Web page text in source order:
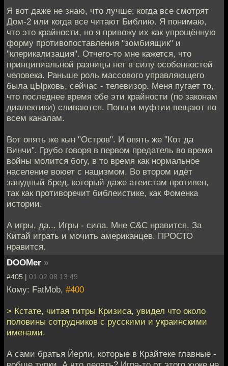
Я вот даже не знаю, что лучше: когда все смотрят
Дом-2 или когда все читают Библию. Я понимаю,
что это крайности, но я привожу их как упрощённую
форму противопоставления "зомбиящик" и
"клерикализация". Отчего-то мне кажется, что
принципиальной разницы нет в силу особенностей
человека. Раньше роль массового управляющего
была цЫрковь, сейчас - телевизор. Меня пугает то,
что последнее время обе эти крайности (по законам
диалектики) сливаются. Попы и муфтии вещают по
всем каналам.
Вот опять же кын "Остров". И опять же "Кот да
Винчи". Грубо говоря в первом предатель во время
войны молится богу, в то время как нормальное
население воюет с нацизмом. Во втором идёт
занудный бред, который даже атеистам противен,
так как противоречит библеистике, как Фоменка
истории.
А игры, да... Игры - сила. Мне C&C нравится. За
Китай играть и мочить американцев. ПРОСТО
нравится.
DOOMer »
#405 | 01.02.08 13:49
Кому: FatMob, #400
> Кстате, читая титры Кризиса, увидел что около
половины сотрудников с русскими и украинскими
именами.
А сами братья Йерли, которые в Крайтеке главные -